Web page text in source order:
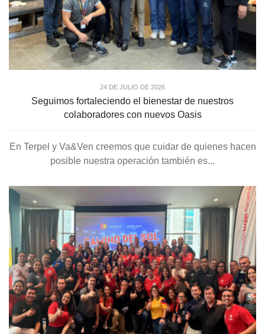
24 DE JULIO DE 2026
Seguimos fortaleciendo el bienestar de nuestros
colaboradores con nuevos Oasis
En Terpel y Va&Ven creemos que cuidar de quienes hacen
posible nuestra operación también es...